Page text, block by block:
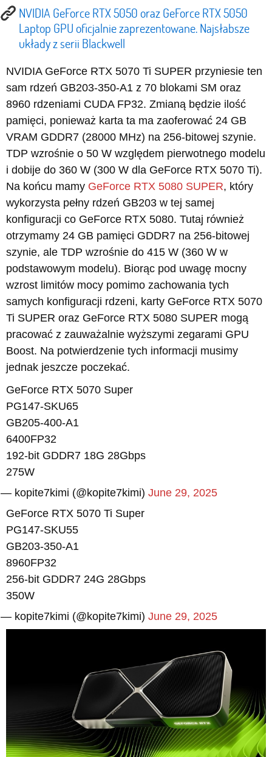
NVIDIA GeForce RTX 5050 oraz GeForce RTX 5050
Laptop GPU oficjalnie zaprezentowane. Najsłabsze
układy z serii Blackwell
NVIDIA GeForce RTX 5070 Ti SUPER przyniesie ten
sam rdzeń GB203-350-A1 z 70 blokami SM oraz
8960 rdzeniami CUDA FP32. Zmianą będzie ilość
pamięci, ponieważ karta ta ma zaoferować 24 GB
VRAM GDDR7 (28000 MHz) na 256-bitowej szynie.
TDP wzrośnie o 50 W względem pierwotnego modelu
i dobije do 360 W (300 W dla GeForce RTX 5070 Ti).
Na końcu mamy GeForce RTX 5080 SUPER, który
wykorzysta pełny rdzeń GB203 w tej samej
konfiguracji co GeForce RTX 5080. Tutaj również
otrzymamy 24 GB pamięci GDDR7 na 256-bitowej
szynie, ale TDP wzrośnie do 415 W (360 W w
podstawowym modelu). Biorąc pod uwagę mocny
wzrost limitów mocy pomimo zachowania tych
samych konfiguracji rdzeni, karty GeForce RTX 5070
Ti SUPER oraz GeForce RTX 5080 SUPER mogą
pracować z zauważalnie wyższymi zegarami GPU
Boost. Na potwierdzenie tych informacji musimy
jednak jeszcze poczekać.
GeForce RTX 5070 Super
PG147-SKU65
GB205-400-A1
6400FP32
192-bit GDDR7 18G 28Gbps
275W
— kopite7kimi (@kopite7kimi) June 29, 2025
GeForce RTX 5070 Ti Super
PG147-SKU55
GB203-350-A1
8960FP32
256-bit GDDR7 24G 28Gbps
350W
— kopite7kimi (@kopite7kimi) June 29, 2025